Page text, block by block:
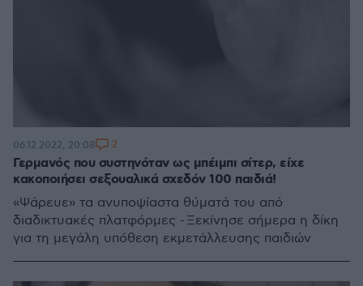
Γερμανός που συστηνόταν ως μπέιμπι σίτερ, είχε
κακοποιήσει σεξουαλικά σχεδόν 100 παιδιά!
«Ψάρευε» τα ανυποψίαστα θύματά του από
διαδικτυακές πλατφόρμες - Ξεκίνησε σήμερα η δίκη
για τη μεγάλη υπόθεση εκμετάλλευσης παιδιών
06.12.2022, 20:08 2